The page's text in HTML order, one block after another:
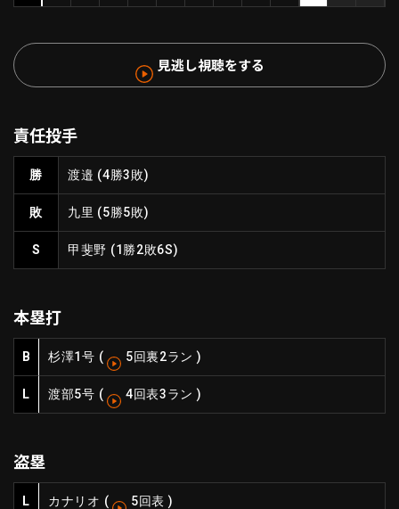
ファーム東地区
ファーム中地区
ファーム西地区
交流戦
北海道日本ハムファイターズ
東北楽天ゴールデンイーグルス
埼玉西武ライオンズ
千葉ロッテマリーンズ
オリックス・バファローズ
ニュース
設定
見逃し視聴をする
責任投手
勝 渡邉 (4勝3敗)
敗 九里 (5勝5敗)
S 甲斐野 (1勝2敗6S)
本塁打
B 杉澤1号 ( 5回裏2ラン )
L 渡部5号 ( 4回表3ラン )
盗塁
L カナリオ ( 5回表 )